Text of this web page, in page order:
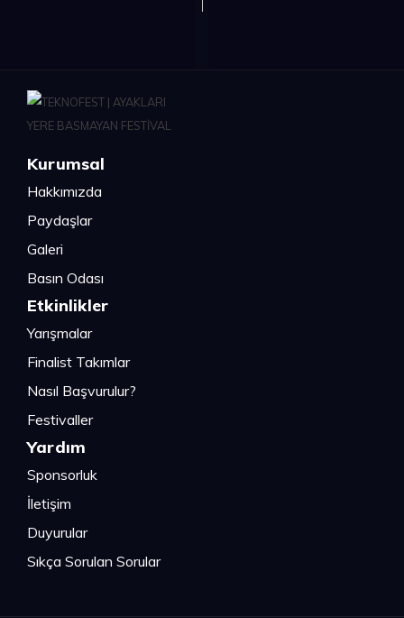
Kurumsal
Hakkımızda
Paydaşlar
Galeri
Basın Odası
Etkinlikler
Yarışmalar
Finalist Takımlar
Nasıl Başvurulur?
Festivaller
Yardım
Sponsorluk
İletişim
Duyurular
Sıkça Sorulan Sorular